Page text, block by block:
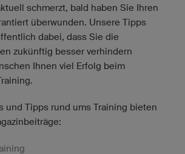
schmerzt, bald haben Sie Ihren
überwunden. Unsere Tipps
dabei, dass Sie die
zukünftig besser verhindern
Ihnen viel Erfolg beim
und Tipps rund ums Training bieten